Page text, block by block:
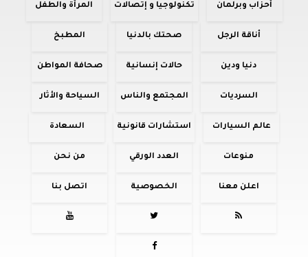
أحزاب وبرلمان تكنولوجيا و إتصالات المرأة والطفل
أناقة الرجل صحتك بالدنيا المطبخ
دنيا ودين حالات إنسانية صحافة المواطن
السرديات المجتمع والناس السياحة والأثار
عالم السيارات استشارات قانونية السعادة
منوعات العدد الورقي من نحن
اعلن معنا الخصوصية اتصل بنا



